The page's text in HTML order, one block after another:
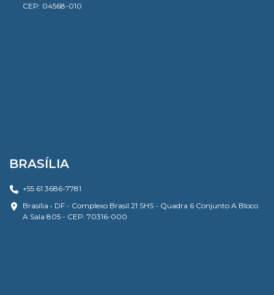
CEP: 04568-010
BRASÍLIA
+55 61 3686-7781
Brasília • DF - Complexo Brasil 21 SHS - Quadra 6 Conjunto A Bloco
A Sala 805 - CEP: 70316-000